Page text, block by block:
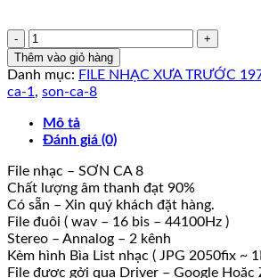
Sơn
Ca
08
số
Thêm vào giỏ hàng
Danh mục: FILE NHẠC XƯA TRƯỚC
ca-1 , son-ca-8
Mô tả
Đánh giá (0)
File nhạc – SƠN CA 8
Chất lượng âm thanh đạt 90%
Có sẵn – Xin quý khách đặt hàng.
File đuôi ( wav – 16 bis – 44100Hz )
Stereo – Annalog – 2 kênh
Kèm hình Bìa List nhạc ( JPG 2050fix ~
File được gởi qua Driver – Google Hoặc